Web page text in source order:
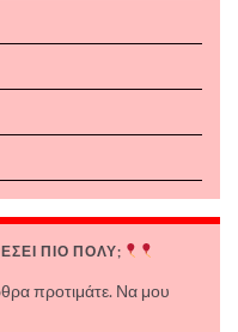
ΠΙΟ ΠΟΛΥ;
προτιμάτε. Να μου